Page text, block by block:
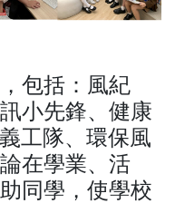
包括：風紀
小先鋒、健康
工隊、環保風
在學業、活
同學，使學校